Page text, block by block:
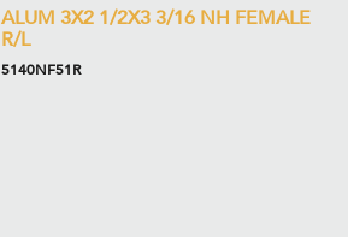
ALUM 3X2 1/2X3 3/16 NH FEMALE
R/L
5140NF51R